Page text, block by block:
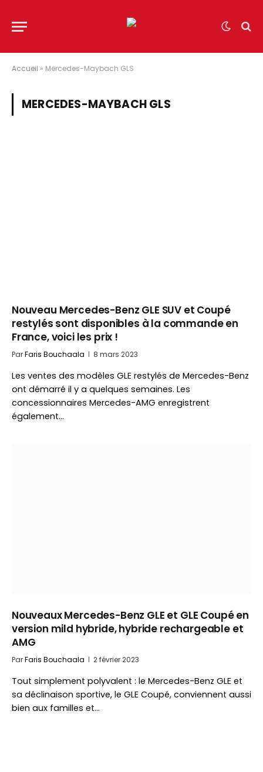
Accueil » Mercedes-Maybach GLS
MERCEDES-MAYBACH GLS
Nouveau Mercedes-Benz GLE SUV et Coupé
restylés sont disponibles à la commande en
France, voici les prix !
ParFaris Bouchaala 8 mars 2023
Les ventes des modèles GLE restylés de Mercedes-Benz
ont démarré il y a quelques semaines. Les
concessionnaires Mercedes-AMG enregistrent
également…
Nouveaux Mercedes-Benz GLE et GLE Coupé en
version mild hybride, hybride rechargeable et
AMG
ParFaris Bouchaala 2 février 2023
Tout simplement polyvalent : le Mercedes-Benz GLE et
sa déclinaison sportive, le GLE Coupé, conviennent aussi
bien aux familles et…